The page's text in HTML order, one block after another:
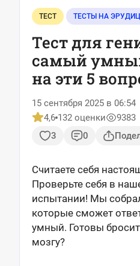
ТЕСТ ТЕСТЫ НА
Тест для
самый
на эти 5
15 сентября 2025 в 06:54
4,6 132 оценки
9383
3
0
Считаете себя
Проверьте себя в
испытании! Мы
которые сможет
умный. Готовы
мозгу?